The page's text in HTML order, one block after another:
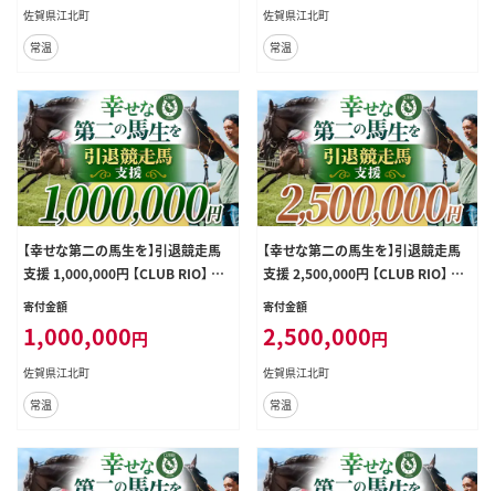
佐賀県江北町
常温
佐賀県江北町
常温
【幸せな第二の馬生を】引退競走馬
支援 1,000,000円 【CLUB RIO】 支
援 動物支援 動物保護 流鏑馬 返礼
品なし [HBY010]
寄付金額
1,000,000円
佐賀県江北町
常温
【幸せな第二の馬生を】引退競走馬
支援 2,500,000円 【CLUB RIO】 支
援 動物支援 動物保護 流鏑馬 返礼
品なし [HBY011]
寄付金額
2,500,000円
佐賀県江北町
常温